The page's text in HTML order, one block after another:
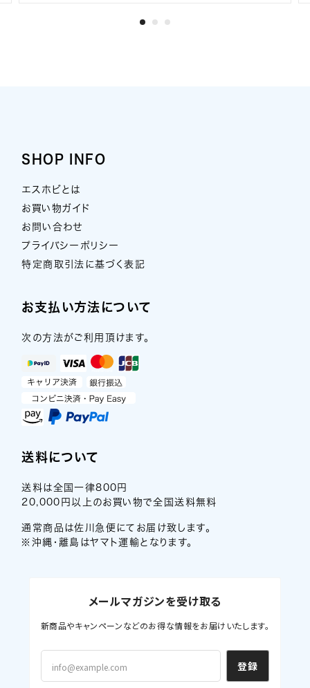
SHOP INFO
エスホビとは
お買い物ガイド
お問い合わせ
プライバシーポリシー
特定商取引法に基づく表記
お支払い方法について
次の方法がご利用頂けます。
送料について
送料は全国一律800円
20,000円以上のお買い物で全国送料無料
通常商品は佐川急便にてお届け致します。
※沖縄・離島はヤマト運輸となります。
メールマガジンを受け取る
新商品やキャンペーンなどのお得な情報をお届けいたします。
登録